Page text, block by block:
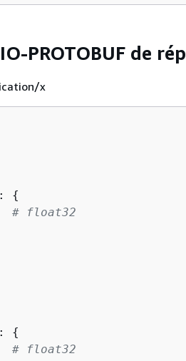
PROTOBUF de
x
: {
# float32
: {
# float32